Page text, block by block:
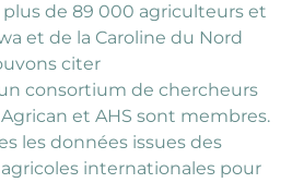
plus de 89 000 agriculteurs et
et de la Caroline du Nord
citer
consortium de chercheurs
et AHS sont membres.
les données issues des
internationales pour